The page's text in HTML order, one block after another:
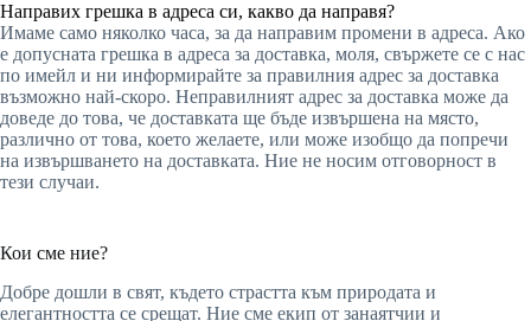
Направих грешка в адреса си, какво да направя?
Имаме само няколко часа, за да направим промени в адреса. Ако
е допусната грешка в адреса за доставка, моля, свържете се с нас
по имейл и ни информирайте за правилния адрес за доставка
възможно най-скоро. Неправилният адрес за доставка може да
доведе до това, че доставката ще бъде извършена на място,
различно от това, което желаете, или може изобщо да попречи
на извършването на доставката. Ние не носим отговорност в
тези случаи.
Кои сме ние?
Добре дошли в свят, където страстта към природата и
елегантността се срещат. Ние сме екип от занаятчии и